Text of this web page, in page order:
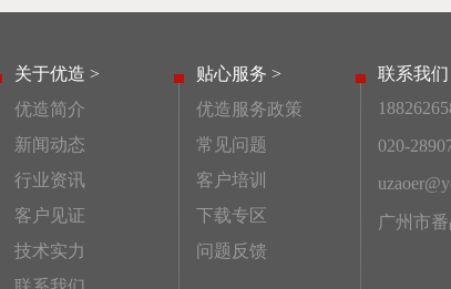
关于优造 >
优造简介
新闻动态
行业资讯
客户见证
技术实力
贴心服务 >
优造服务政策
常见问题
客户培训
下载专区
问题反馈
联系我
020-
广州市